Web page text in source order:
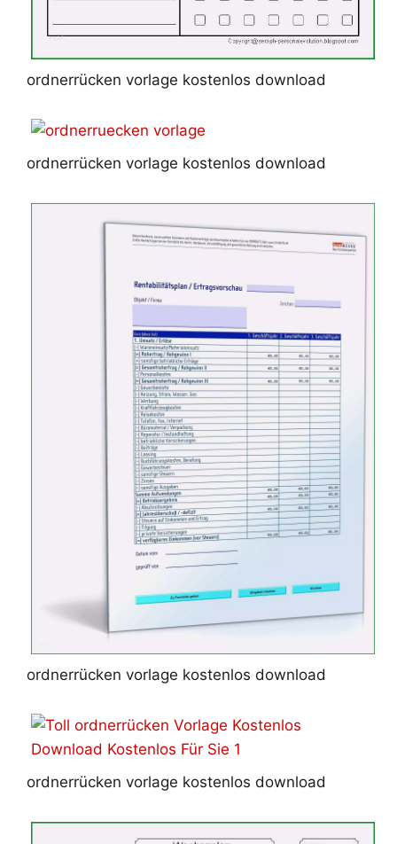
ordnerrücken vorlage kostenlos download
ordnerrücken vorlage kostenlos download
ordnerrücken vorlage kostenlos download
ordnerrücken vorlage kostenlos download